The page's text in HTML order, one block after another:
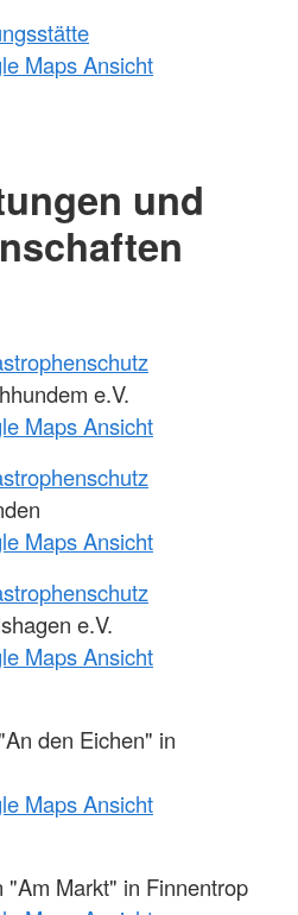
Maps Ansicht
und
e.V.
Maps Ansicht
Maps Ansicht
e.V.
Maps Ansicht
den Eichen" in
Maps Ansicht
"Am Markt" in Finnentrop